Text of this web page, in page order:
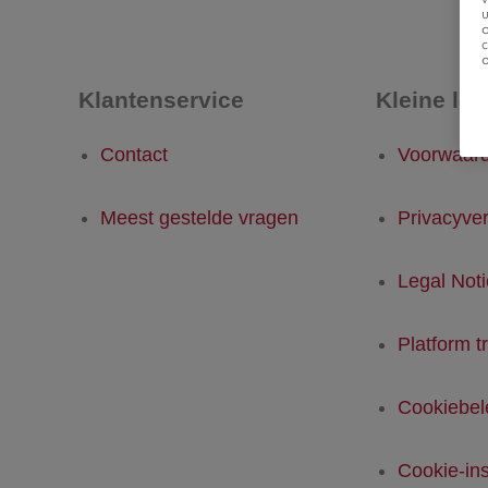
Klantenservice
Contact
Meest gestelde vragen
Kleine
Legal
Platform
Cookie-